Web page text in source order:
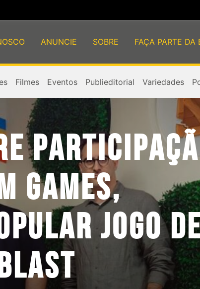
ANUNCIE SOBRE FAÇA PARTE DA
Filmes Eventos Publieditorial Variedades
GAMES,
JOGO